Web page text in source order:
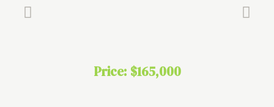
Price: $165,000